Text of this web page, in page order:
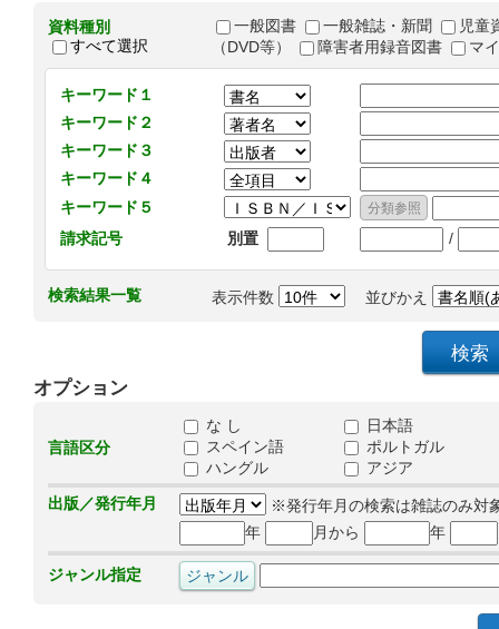
資料種別
すべて選択
一般図書 一般雑誌・新聞
児童
（DVD等）
障害者用録音図書 マ
キーワード１
キーワード２
キーワード３
キーワード４
キーワード５
請求記号
別置 /
検索結果一覧 表示件数 並びかえ
オプション
言語区分
な し
日本語
スペイン語
ポルトガル
ハングル
アジア
出版／発行年月
※発行年月の検索は雑誌のみ対
年
月から 年
ジャンル指定